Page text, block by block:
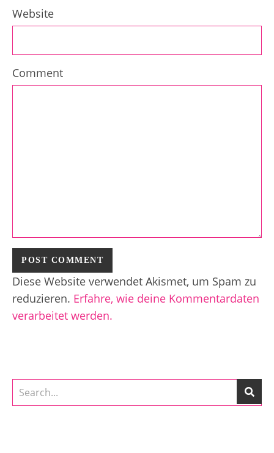
Website
Comment
Diese Website verwendet Akismet, um Spam zu
reduzieren. Erfahre, wie deine Kommentardaten
verarbeitet werden.